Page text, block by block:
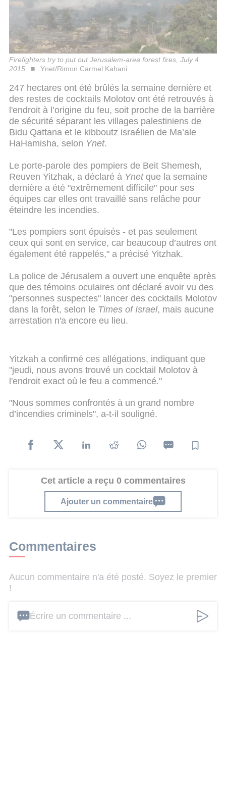
Firefighters try to put out Jerusalem-area forest fires, July 4
2015
Ynet/Rimon Carmel Kahani
247 hectares ont été brûlés la semaine dernière et
des restes de cocktails Molotov ont été retrouvés à
l'endroit à l’origine du feu, soit proche de la barrière
de sécurité séparant les villages palestiniens de
Bidu Qattana et le kibboutz israélien de Ma’ale
HaHamisha, selon Ynet.
Le porte-parole des pompiers de Beit Shemesh,
Reuven Yitzhak, a déclaré à Ynetque la semaine
dernière a été "extrêmement difficile" pour ses
équipes car elles ont travaillé sans relâche pour
éteindre les incendies.
"Les pompiers sont épuisés - et pas seulement
ceux qui sont en service, car beaucoup d’autres ont
également été rappelés," a précisé Yitzhak.
La police de Jérusalem a ouvert une enquête après
que des témoins oculaires ont déclaré avoir vu des
"personnes suspectes" lancer des cocktails Molotov
dans la forêt, selon le Times of Israel, mais aucune
arrestation n'a encore eu lieu.
Yitzkah a confirmé ces allégations, indiquant que
"jeudi, nous avons trouvé un cocktail Molotov à
l'endroit exact où le feu a commencé."
"Nous sommes confrontés à un grand nombre
d’incendies criminels", a-t-il souligné.
Cet article a reçu 0 commentaires
Ajouter un commentaire
Commentaires
Aucun commentaire n'a été posté. Soyez le premier
!
Écrire un commentaire ...